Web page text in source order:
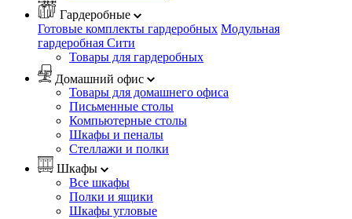
Гардеробные
Готовые комплекты гардеробных Модульная
гардеробная Сити
Товары для гардеробных
Домашний офис
Товары для домашнего офиса
Письменные столы
Компьютерные столы
Шкафы и пеналы
Стеллажи и полки
Шкафы
Все шкафы
Полки и ящики
Шкафы угловые